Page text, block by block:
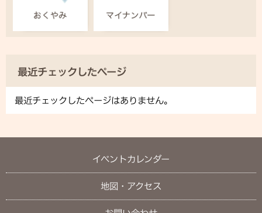
最近チェックしたページ
最近チェックしたページはありません。
イベントカレンダー
地図・アクセス